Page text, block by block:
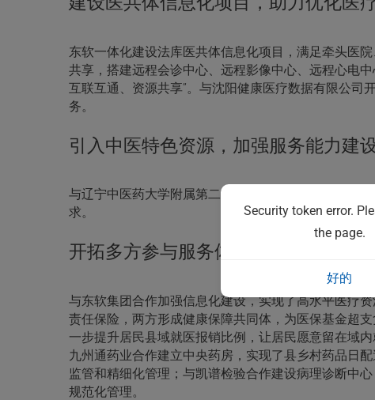
东软一体化建设法库医共体信息化项目，满足牵头医
共享，搭建远程会诊中心、远程影像中心、远程心电
互联互通、资源共享”。与沈阳健康医疗数据有限公司
务。
引入中医特色资源，加强服务能力建
与辽宁中医药大学附属第二医院全方位合作，引进“辽
求。
开拓多方参与服务体系构建，提升医改
与东软集团合作加强信息化建设，实现了高水平医疗
责任保险，两方形成健康保障共同体，为医保基金超
一步提升居民县域就医报销比例，让居民愿意留在域
九州通药业合作建立中央药房，实现了县乡村药品日
监管和精细化管理；与凯谱检验合作建设病理诊断中
规范化管理。
Security token error.
the page.
好的